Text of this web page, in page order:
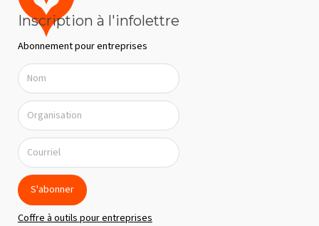
Inscription à l'infolettre
Abonnement pour entreprises
S'abonner
Coffre à outils pour entreprises